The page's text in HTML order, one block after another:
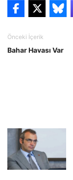
Önceki İçerik
Bahar Havası Var